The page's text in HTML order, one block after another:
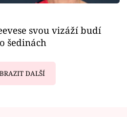
svou vizáží budí
šedinách
DALŠÍ